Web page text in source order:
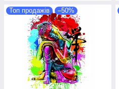
Топ продажів –50%